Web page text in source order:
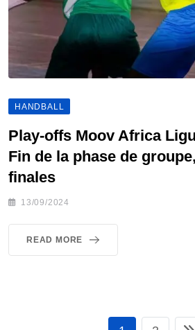
HANDBALL
Play-offs Moov Africa
Fin de la phase de
finales
13/09/2024
READ MORE